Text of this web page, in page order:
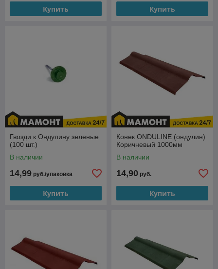
Купить Купить
Гвозди к Ондулину зеленые
(100 шт.)
В наличии
14,99 руб./упаковка
Купить
Конек ONDULINE (ондулин)
Коричневый 1000мм
В наличии
14,90 руб.
Купить